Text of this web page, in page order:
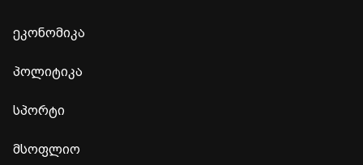
ეკონომიკა
პოლიტიკა
სპორტი
მსოფლიო